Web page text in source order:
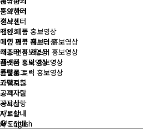
문의하기
홍보센터
전시회
메인 제품 홍보영상
이중 편심 캐스터 홍보영상
캐스터 홍보영상
플랫폼 트럭 홍보영상
카탈로그
고객지원
공지사항
자료실
A/S 안내
홍보센터
전시회
메인 제품 홍보영상
이중 편심 캐스터 홍보영상
캐스터 홍보영상
플랫폼 트럭 홍보영상
카탈로그
고객지원
공지사항
자료실
A/S 안내
English